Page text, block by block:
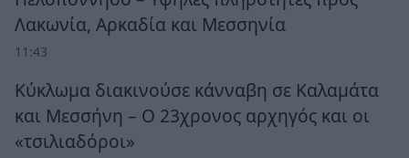
Λακωνία, Αρκαδία και Μεσσηνία
11:43
Κύκλωμα διακινούσε κάνναβη σε Καλαμάτα
και Μεσσήνη – Ο 23χρονος αρχηγός και οι
«τσιλιαδόροι»